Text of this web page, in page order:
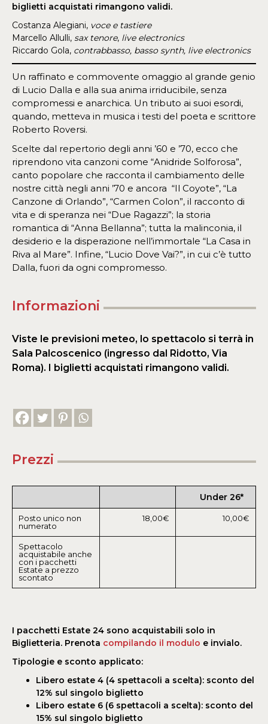
biglietti acquistati rimangono validi.
Costanza Alegiani, voce e tastiere
Marcello Allulli, sax tenore, live electronics
Riccardo Gola, contrabbasso, basso synth, live electronics
Un raffinato e commovente omaggio al grande genio
di Lucio Dalla e alla sua anima irriducibile, senza
compromessi e anarchica. Un tributo ai suoi esordi,
quando, metteva in musica i testi del poeta e scrittore
Roberto Roversi.
Scelte dal repertorio degli anni ’60 e ’70, ecco che
riprendono vita canzoni come “Anidride Solforosa”,
canto popolare che racconta il cambiamento delle
nostre città negli anni ’70 e ancora “Il Coyote”, “La
Canzone di Orlando”, “Carmen Colon”, il racconto di
vita e di speranza nei “Due Ragazzi”; la storia
romantica di “Anna Bellanna”; tutta la malinconia, il
desiderio e la disperazione nell’immortale “La Casa in
Riva al Mare”. Infine, “Lucio Dove Vai?”, in cui c’è tutto
Dalla, fuori da ogni compromesso.
Informazioni
Viste le previsioni meteo, lo spettacolo si terrà in
Sala Palcoscenico (ingresso dal Ridotto, Via
Roma). I biglietti acquistati rimangono validi.
Prezzi
Under 26*
Posto unico non
numerato
18,00€ 10,00€
Spettacolo
acquistabile anche
con i pacchetti
Estate a prezzo
scontato
I pacchetti Estate 24 sono acquistabili solo in
Biglietteria. Prenota compilando il modulo e invialo.
Tipologie e sconto applicato:
Libero estate 4 (4 spettacoli a scelta): sconto del
12% sul singolo biglietto
Libero estate 6 (6 spettacoli a scelta): sconto del
15% sul singolo biglietto